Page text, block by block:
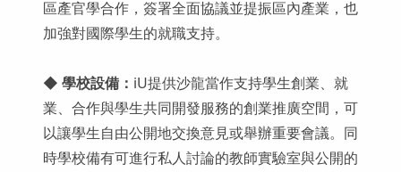
區產官學合作，簽署全面協議並提振區內產業，也
加強對國際學生的就職支持。
◆ 學校設備： iU提供沙龍當作支持學生創業、就
業、合作與學生共同開發服務的創業推廣空間，可
以讓學生自由公開地交換意見或舉辦重要會議。同
時學校備有可進行私人討論的教師實驗室與公開的